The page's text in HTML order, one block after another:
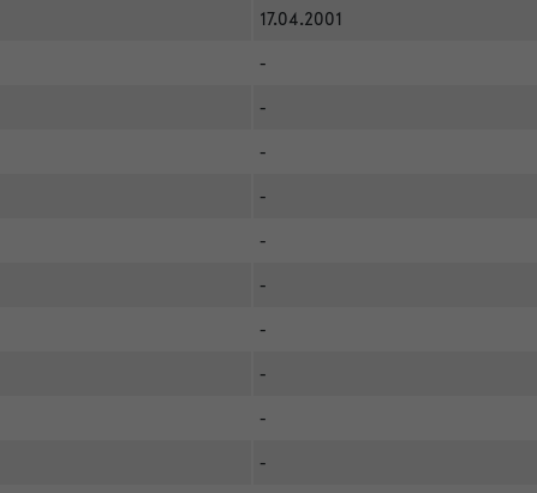
17.04.2001
-
-
-
-
-
-
-
-
-
-